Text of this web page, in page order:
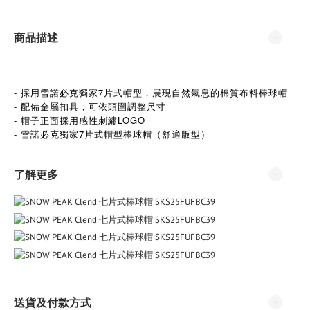
商品描述
- 採用雪諾必克獨家7片式帽型，展現自然氣息的棉質布料棒球帽
- 配備金屬扣具，可依頭圍調整尺寸
- 帽子正面採用感性刺繡LOGO
- 雪諾必克獨家7 片式帽型棒球帽（舒適版型）
了解更多
送貨及付款方式